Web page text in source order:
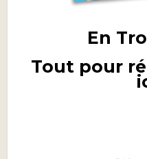
En
Tout pour